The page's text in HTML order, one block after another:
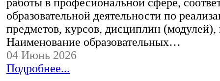
образовательной деятельности по
предметов, курсов, дисциплин (модулей),
Наименование образовательных…
04 Июнь 2026
Подробнее...